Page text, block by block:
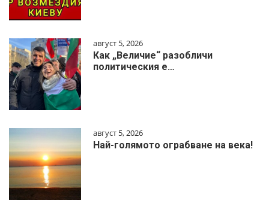
август 5, 2026
Как „Величие“ разобличи
политическия е…
август 5, 2026
Най-голямото ограбване на века!